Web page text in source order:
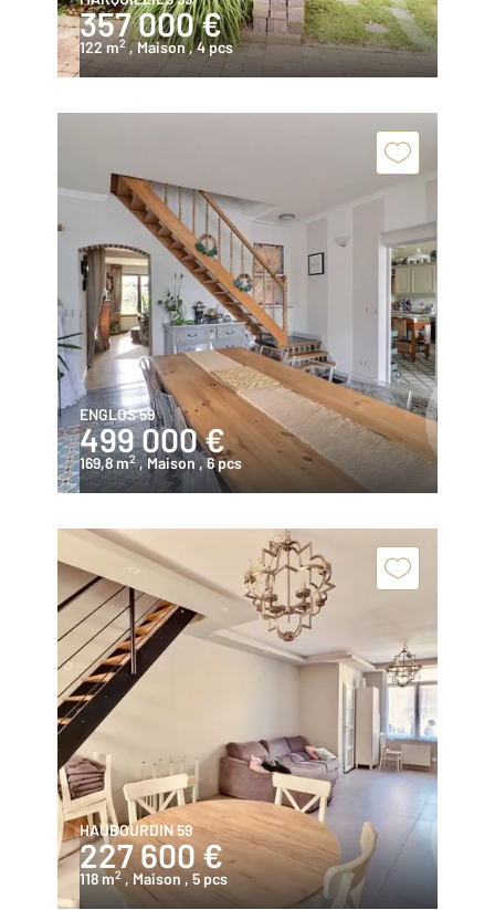
357 000 €
122 m2 , Maison , 4 pcs
ENGLOS 59
499 000 €
169,8 m2 , Maison , 6 pcs
HAUBOURDIN 59
227 600 €
118 m2 , Maison , 5 pcs